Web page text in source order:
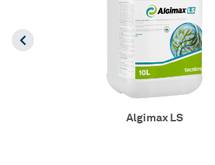
Algimax LS